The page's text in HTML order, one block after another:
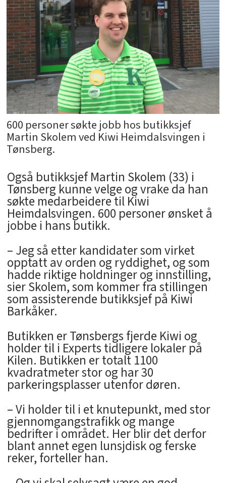
600 personer søkte jobb hos butikksjef
Martin Skolem ved Kiwi Heimdalsvingen i
Tønsberg.
Også butikksjef Martin Skolem (33) i
Tønsberg kunne velge og vrake da han
søkte medarbeidere til Kiwi
Heimdalsvingen. 600 personer ønsket å
jobbe i hans butikk.
– Jeg så etter kandidater som virket
opptatt av orden og ryddighet, og som
hadde riktige holdninger og innstilling,
sier Skolem, som kommer fra stillingen
som assisterende butikksjef på Kiwi
Barkåker.
Butikken er Tønsbergs fjerde Kiwi og
holder til i Experts tidligere lokaler på
Kilen. Butikken er totalt 1100
kvadratmeter stor og har 30
parkeringsplasser utenfor døren.
– Vi holder til i et knutepunkt, med stor
gjennomgangstrafikk og mange
bedrifter i området. Her blir det derfor
blant annet egen lunsjdisk og ferske
reker, forteller han.